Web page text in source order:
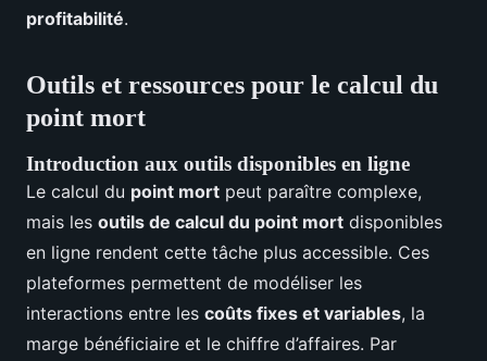
profitabilité.
Outils et ressources pour le calcul du
point mort
Introduction aux outils disponibles en ligne
Le calcul du point mort peut paraître complexe,
mais les outils de calcul du point mort disponibles
en ligne rendent cette tâche plus accessible. Ces
plateformes permettent de modéliser les
interactions entre les coûts fixes et variables, la
marge bénéficiaire et le chiffre d’affaires. Par